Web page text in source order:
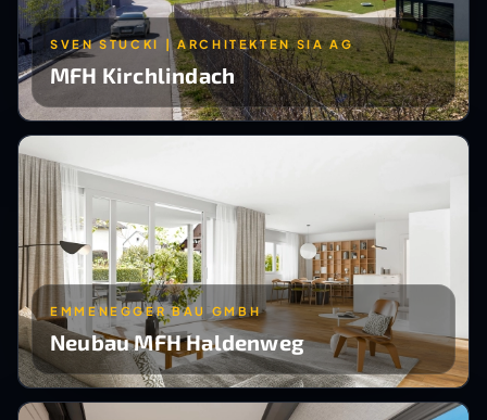
SVEN STUCKI | ARCHITEKTEN SIA AG
MFH Kirchlindach
EMMENEGGER BAU GMBH
Neubau MFH Haldenweg